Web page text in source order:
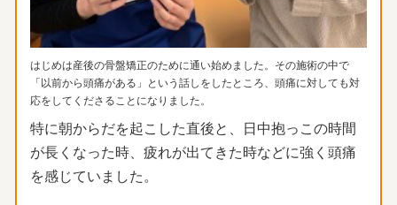
はじめは産後の骨盤矯正のために通い始めました。 その施術の中で
「以前から頭痛がある」という話しをしたところ、 頭痛に対しても対
応をしてくださることになりました。
特に朝からだを起こした直後と、
日中抱っこの時間
が長くなった時、 疲れが出てきた時などに強く頭痛
を感じていました。